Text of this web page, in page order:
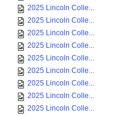
2025 Lincoln Colle...
2025 Lincoln Colle...
2025 Lincoln Colle...
2025 Lincoln Colle...
2025 Lincoln Colle...
2025 Lincoln Colle...
2025 Lincoln Colle...
2025 Lincoln Colle...
2025 Lincoln Colle...